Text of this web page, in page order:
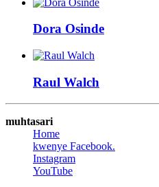
Dora Osinde
Raul Walch
muhtasari
Home
kwenye Facebook.
Instagram
YouTube